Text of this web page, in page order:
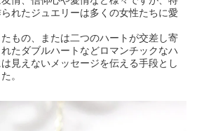
れたジュエリーは多くの女性たちに愛
もの、または二つのハートが交差し寄
たダブルハートなどロマンチックなハ
見えないメッセージを伝える手段とし
。